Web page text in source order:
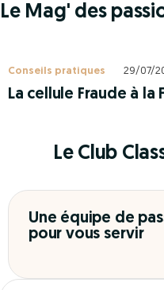
Le Mag' des
Conseils pratiques 29/07/
La cellule Fraude à la
Le Club
Une équipe de
pour vous servir